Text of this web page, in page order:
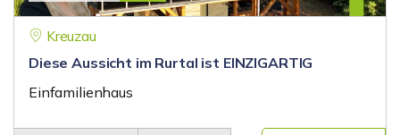
Kreuzau
Diese Aussicht im Rurtal ist EINZIGARTIG
Einfamilienhaus